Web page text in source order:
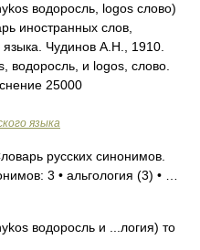
водоросль, logos слово)
иностранных слов,
языка. Чудинов А.Н., 1910.
и logos, слово.
25000
языка
русских синонимов.
3 • альгология (3) • …
водоросль и ...логия) то